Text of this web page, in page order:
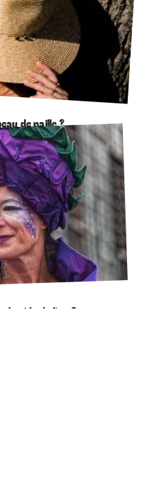
de paille ?
la ride du lion ?